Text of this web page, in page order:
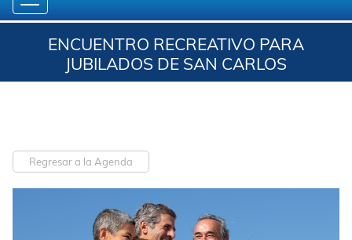
ENCUENTRO RECREATIVO PARA
JUBILADOS DE SAN CARLOS
Regresar a la Agenda